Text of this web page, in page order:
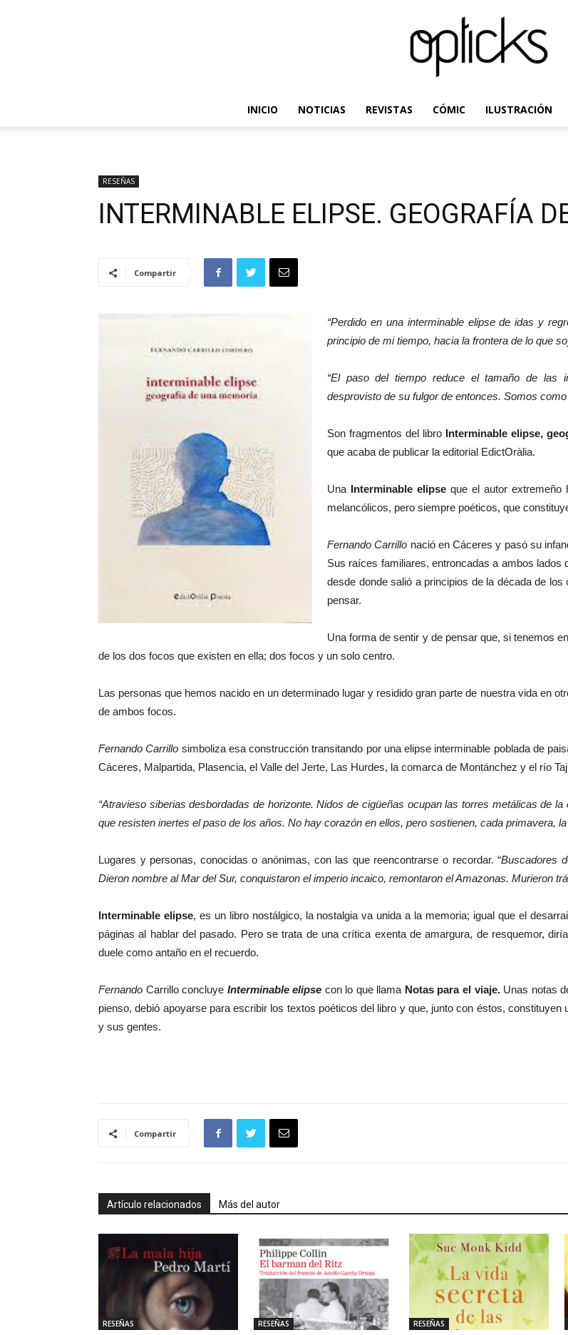
INICIO NOTICIAS REVISTAS CÓMIC ILUSTRACIÓN
RESEÑAS
INTERMINABLE ELIPSE. GEOGRAFÍA
Compartir
“Perdido en una interminable elipse de idas y
principio de mi tiempo, hacia la frontera de lo que
“El paso del tiempo reduce el tamaño de las
desprovisto de su fulgor de entonces. Somos
Son fragmentos del libro Interminable elipse,
que acaba de publicar la editorial EdictOràlia.
Una Interminable elipse que el autor
melancólicos, pero siempre poéticos, que
Fernando Carrillo nació en Cáceres y pasó su
Sus raíces familiares, entroncadas a ambos
desde donde salió a principios de la década de
pensar.
Una forma de sentir y de pensar que, si tenemos
de los dos focos que existen en ella; dos focos y un solo centro.
Las personas que hemos nacido en un determinado lugar y residido gran parte de nuestra vida en
de ambos focos.
Fernando Carrillo simboliza esa construcción transitando por una elipse interminable poblada de
Cáceres, Malpartida, Plasencia, el Valle del Jerte, Las Hurdes, la comarca de Montánchez y el río
“Atravieso siberias desbordadas de horizonte. Nidos de cigüeñas ocupan las torres metálicas de
que resisten inertes el paso de los años. No hay corazón en ellos, pero sostienen, cada primavera, la
Lugares y personas, conocidas o anónimas, con las que reencontrarse o recordar. “Buscadores
Dieron nombre al Mar del Sur, conquistaron el imperio incaico, remontaron el Amazonas. Murieron
Interminable elipse, es un libro nostálgico, la nostalgia va unida a la memoria; igual que el
páginas al hablar del pasado. Pero se trata de una crítica exenta de amargura, de resquemor,
duele como antaño en el recuerdo.
Fernando Carrillo concluye Interminable elipse con lo que llama Notas para el viaje. Unas notas
pienso, debió apoyarse para escribir los textos poéticos del libro y que, junto con éstos,
y sus gentes.
Compartir
Artículo relacionados Más del autor
RESEÑAS RESEÑAS RESEÑAS